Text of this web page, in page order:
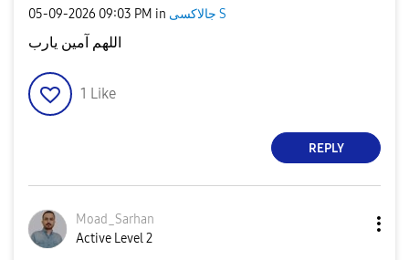
‎05-09-2026 09:03 PM in جالاكسى S
اللهم آمين يارب
1 Like
REPLY
Moad_Sarhan
Active Level 2